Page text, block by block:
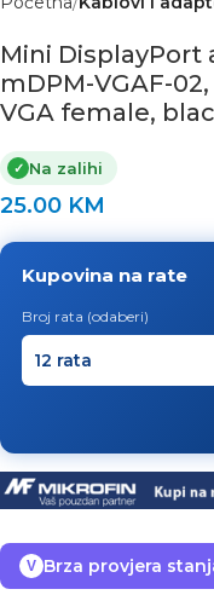
Mini DisplayPort
mDPM-VGAF-
VGA female,
✓ Na zalihi
25.00 KM
Kupovina na rate
Broj rata (odaberi)
V Brza provjera